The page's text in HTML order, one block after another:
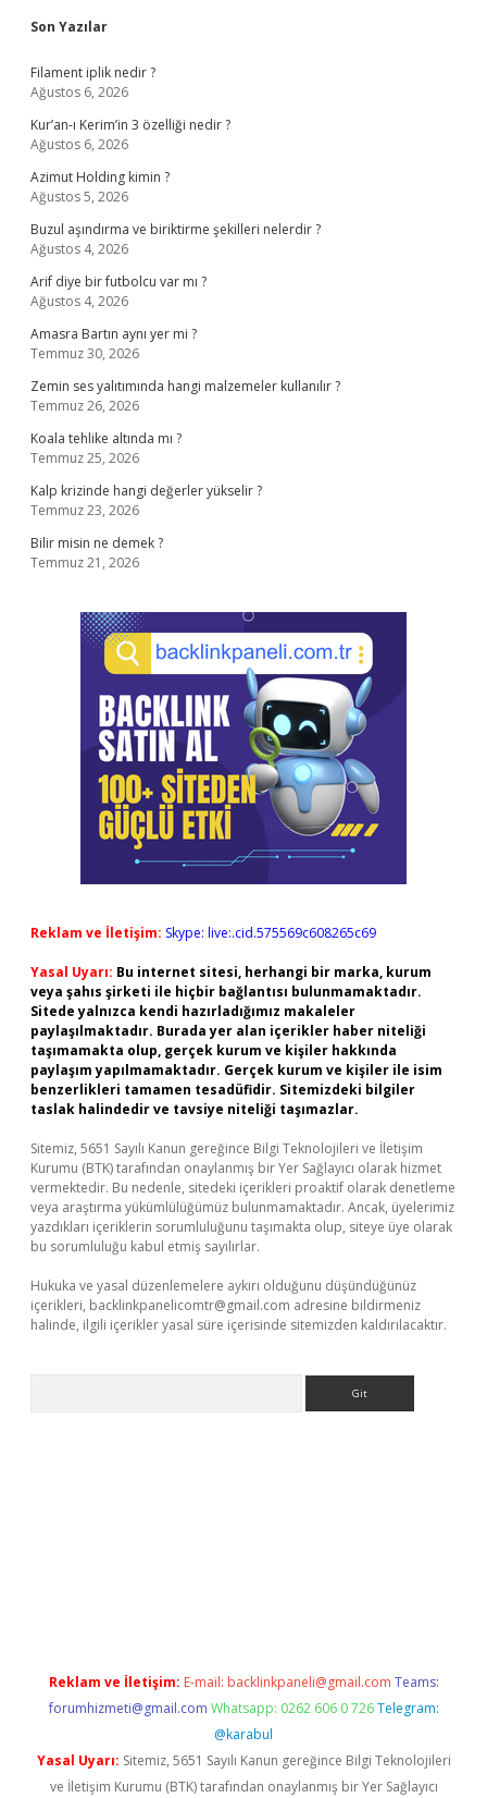
Sidebar
Son Yazılar
Filament iplik nedir ?
Ağustos 6, 2026
Kur’an-ı Kerim’in 3 özelliği nedir ?
Ağustos 6, 2026
Azimut Holding kimin ?
Ağustos 5, 2026
Buzul aşındırma ve biriktirme şekilleri nelerdir ?
Ağustos 4, 2026
Arif diye bir futbolcu var mı ?
Ağustos 4, 2026
Amasra Bartın aynı yer mi ?
Temmuz 30, 2026
Zemin ses yalıtımında hangi malzemeler kullanılır ?
Temmuz 26, 2026
Koala tehlike altında mı ?
Temmuz 25, 2026
Kalp krizinde hangi değerler yükselir ?
Temmuz 23, 2026
Bilir misin ne demek ?
Temmuz 21, 2026
Reklam ve İletişim: Skype: live:.cid.575569c608265c69
Yasal Uyarı: Bu internet sitesi, herhangi bir marka, kurum
veya şahıs şirketi ile hiçbir bağlantısı bulunmamaktadır.
Sitede yalnızca kendi hazırladığımız makaleler
paylaşılmaktadır. Burada yer alan içerikler haber niteliği
taşımamakta olup, gerçek kurum ve kişiler hakkında
paylaşım yapılmamaktadır. Gerçek kurum ve kişiler ile isim
benzerlikleri tamamen tesadüfidir. Sitemizdeki bilgiler
taslak halindedir ve tavsiye niteliği taşımazlar.
Sitemiz, 5651 Sayılı Kanun gereğince Bilgi Teknolojileri ve İletişim
Kurumu (BTK) tarafından onaylanmış bir Yer Sağlayıcı olarak hizmet
vermektedir. Bu nedenle, sitedeki içerikleri proaktif olarak denetleme
veya araştırma yükümlülüğümüz bulunmamaktadır. Ancak, üyelerimiz
yazdıkları içeriklerin sorumluluğunu taşımakta olup, siteye üye olarak
bu sorumluluğu kabul etmiş sayılırlar.
Hukuka ve yasal düzenlemelere aykırı olduğunu düşündüğünüz
içerikleri, backlinkpanelicomtr@gmail.com adresine bildirmeniz
halinde, ilgili içerikler yasal süre içerisinde sitemizden kaldırılacaktır.
Reklam ve İletişim: E-mail: backlinkpaneli@gmail.com Teams:
forumhizmeti@gmail.com Whatsapp: 0262 606 0 726 Telegram:
@karabul
Yasal Uyarı: Sitemiz, 5651 Sayılı Kanun gereğince Bilgi Teknolojileri
ve İletişim Kurumu (BTK) tarafından onaylanmış bir Yer Sağlayıcı